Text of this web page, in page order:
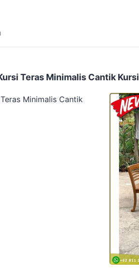
Teras Minimalis Cantik Kursi
Minimalis Cantik